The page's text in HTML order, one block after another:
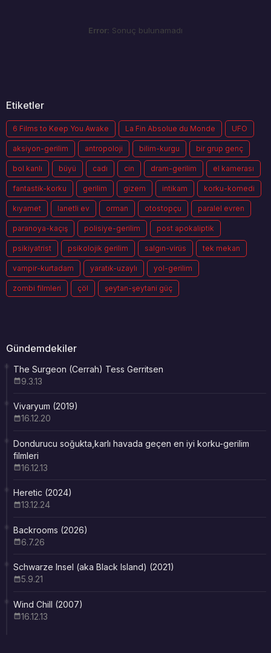
Error: Sonuç bulunamadı
Etiketler
6 Films to Keep You Awake La Fin Absolue du Monde UFO
aksiyon-gerilim antropoloji bilim-kurgu bir grup genç
bol kanlı büyü cadı cin dram-gerilim el kamerası
fantastik-korku gerilim gizem intikam korku-komedi
kıyamet lanetli ev orman otostopçu paralel evren
paranoya-kaçış polisiye-gerilim post apokaliptik
psikiyatrist psikolojik gerilim salgın-virüs tek mekan
vampir-kurtadam yaratık-uzaylı yol-gerilim
zombi filmleri çöl şeytan-şeytani güç
Gündemdekiler
The Surgeon (Cerrah) Tess Gerritsen
9.3.13
Vivaryum (2019)
16.12.20
Dondurucu soğukta,karlı havada geçen en iyi korku-gerilim
filmleri
16.12.13
Heretic (2024)
13.12.24
Backrooms (2026)
6.7.26
Schwarze Insel (aka Black Island) (2021)
5.9.21
Wind Chill (2007)
16.12.13